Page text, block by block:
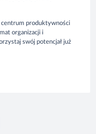
centrum produktywności
organizacji i
swój potencjał już